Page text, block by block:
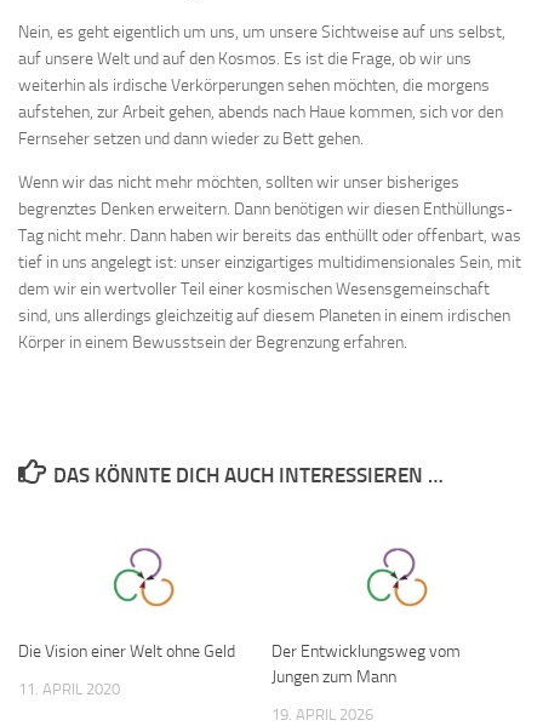
Nein, es geht eigentlich um uns, um unsere Sichtweise auf uns selbst,
auf unsere Welt und auf den Kosmos. Es ist die Frage, ob wir uns
weiterhin als irdische Verkörperungen sehen möchten, die morgens
aufstehen, zur Arbeit gehen, abends nach Haue kommen, sich vor den
Fernseher setzen und dann wieder zu Bett gehen.
Wenn wir das nicht mehr möchten, sollten wir unser bisheriges
begrenztes Denken erweitern. Dann benötigen wir diesen Enthüllungs-
Tag nicht mehr. Dann haben wir bereits das enthüllt oder offenbart, was
tief in uns angelegt ist­: unser einzigartiges multidimensionales Sein, mit
dem wir ein wertvoller Teil einer kosmischen Wesensgemeinschaft
sind, uns allerdings gleichzeitig auf diesem Planeten in einem irdischen
Körper in einem Bewusstsein der Begrenzung erfahren.
DAS KÖNNTE DICH AUCH INTERESSIEREN …
Die Vision einer Welt ohne Geld
11. APRIL 2020
Der Entwicklungsweg vom
Jungen zum Mann
19. APRIL 2026